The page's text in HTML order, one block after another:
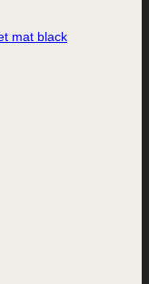
mat black